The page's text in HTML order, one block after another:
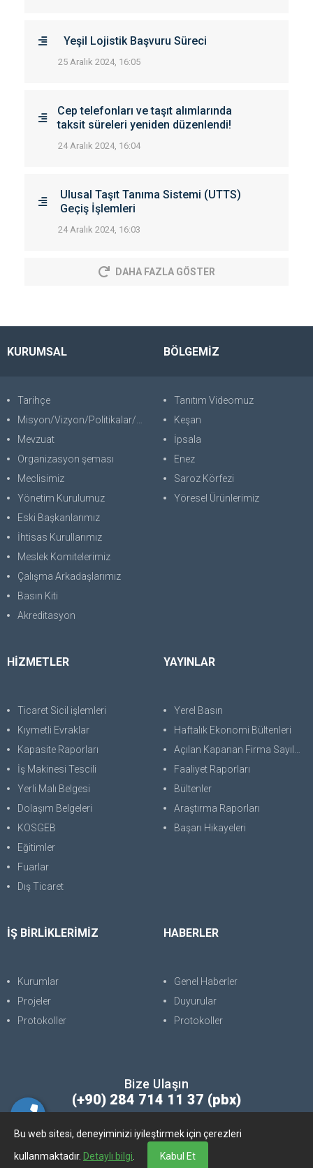
Bu web sitesi, deneyiminizi iyileştirmek için çerezleri
kullanmaktadır. Detaylı bilgi Kabul Et
Yeşil Lojistik Başvuru Süreci
25 Aralık 2024, 16:05
Cep telefonları ve taşıt alımlarında
taksit süreleri yeniden düzenlendi!
24 Aralık 2024, 16:04
Ulusal Taşıt Tanıma Sistemi (UTTS)
Geçiş İşlemleri
24 Aralık 2024, 16:03
DAHA FAZLA GÖSTER
KURUMSAL
Tarihçe
Misyon/Vizyon/Politikalar/SWOT
Mevzuat
Organizasyon şeması
Meclisimiz
Yönetim Kurulumuz
Eski Başkanlarımız
İhtisas Kurullarımız
Meslek Komitelerimiz
Çalışma Arkadaşlarımız
Basın Kiti
Akreditasyon
BÖLGEMİZ
Tanıtım Videomuz
Keşan
İpsala
Enez
Saroz Körfezi
Yöresel Ürünlerimiz
HİZMETLER
Ticaret Sicil işlemleri
Kıymetli Evraklar
Kapasite Raporları
İş Makinesi Tescili
Yerli Malı Belgesi
Dolaşım Belgeleri
KOSGEB
Eğitimler
Fuarlar
Dış Ticaret
YAYINLAR
Yerel Basın
Haftalık Ekonomi Bültenleri
Açılan Kapanan Firma Sayıları
Faaliyet Raporları
Bültenler
Araştırma Raporları
Başarı Hikayeleri
İŞ BİRLİKLERİMİZ
Kurumlar
Projeler
Protokoller
HABERLER
Genel Haberler
Duyurular
Protokoller
Bize Ulaşın
(+90) 284 714 11 37 (pbx)
Copyright © 2025. Her Hakkı Saklıdır. kopyalanması, çoğaltılması ve
dağıtılması halinde yasal haklarımız işletilecektir.